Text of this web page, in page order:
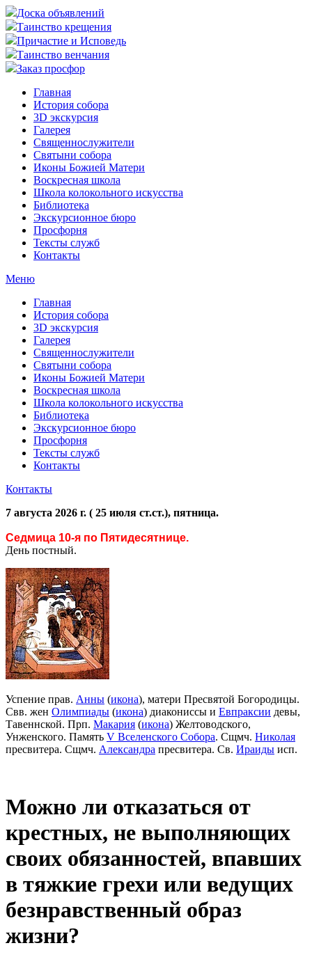
Доска объявлений
Таинство крещения
Причастие и Исповедь
Таинство венчания
Заказ просфор
Главная
История собора
3D экскурсия
Галерея
Священнослужители
Святыни собора
Иконы Божией Матери
Воскресная школа
Школа колокольного искусства
Библиотека
Экскурсионное бюро
Просфорня
Тексты служб
Контакты
Меню
Главная
История собора
3D экскурсия
Галерея
Священнослужители
Святыни собора
Иконы Божией Матери
Воскресная школа
Школа колокольного искусства
Библиотека
Экскурсионное бюро
Просфорня
Тексты служб
Контакты
Контакты
7 августа 2026 г. ( 25 июля ст.ст.), пятница.
Седмица 10-я по Пятидесятнице.
День постный.
Успение прав. Анны (икона), матери Пресвятой Богородицы.
Свв. жен Олимпиады (икона) диакониссы и Евпраксии девы,
Тавеннской. Прп. Макария (икона) Желтоводского,
Унженского. Память V Вселенского Собора. Сщмч. Николая
пресвитера. Сщмч. Александра пресвитера. Св. Ираиды исп.
Можно ли отказаться от
крестных, не выполняющих
своих обязанностей, впавших
в тяжкие грехи или ведущих
безнравственный образ
жизни?